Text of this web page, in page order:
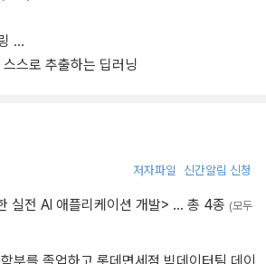
수적으로 갖춰야 하는 개발 지식을 이론과
하고 있으므로, 새로운 패러다임에 적응하고
의 단비처럼 다가올 것이다.
스스로 추출하는 딥러닝
저자파일 신간알림 신청
실전 AI 애플리케이션 개발> … 총 4종 (모두
부를 졸업하고 롯데면세점 빅데이터팀 데이